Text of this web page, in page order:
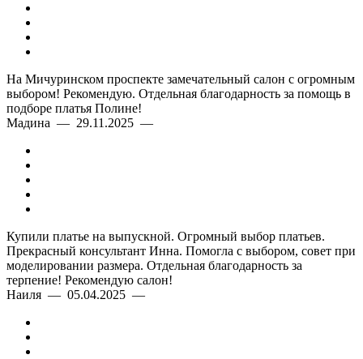
На Мичуринском проспекте замечательный салон с огромным
выбором! Рекомендую. Отдельная благодарность за помощь в
подборе платья Полине!
Мадина — 29.11.2025 —
Купили платье на выпускной. Огромный выбор платьев.
Прекрасный консультант Инна. Помогла с выбором, совет при
моделировании размера. Отдельная благодарность за
терпение! Рекомендую салон!
Наиля — 05.04.2025 —